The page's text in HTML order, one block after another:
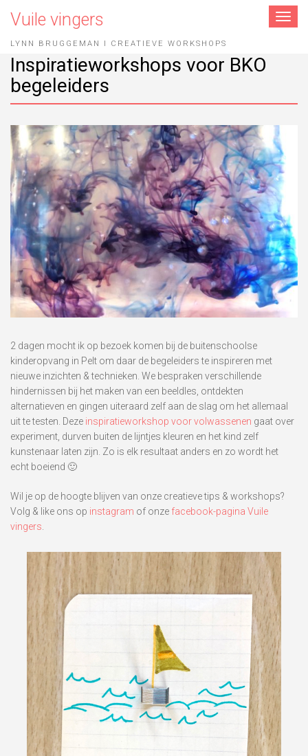
Toggle
Vuile vingers
LYNN BRUGGEMAN I CREATIEVE WORKSHOPS
Inspiratieworkshops voor BKO
begeleiders
2 dagen mocht ik op bezoek komen bij de buitenschoolse
kinderopvang in Pelt om daar de begeleiders te inspireren met
nieuwe inzichten & technieken. We bespraken verschillende
hindernissen bij het maken van een beeldles, ontdekten
alternatieven en gingen uiteraard zelf aan de slag om het allemaal
uit te testen. Deze inspiratieworkshop voor volwassenen gaat over
experiment, durven buiten de lijntjes kleuren en het kind zelf
kunstenaar laten zijn. Zo is elk resultaat anders en zo wordt het
echt boeiend 🙂
Wil je op de hoogte blijven van onze creatieve tips & workshops?
Volg & like ons op instagram of onze facebook-pagina Vuile
vingers